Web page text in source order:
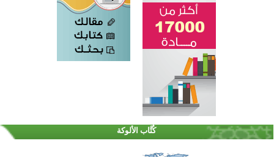
كُتَّاب الألوكة
اختتام الدورة التاسعة لمسابقة حفظ وتلاوة القرآن الكريم في أزناكاييف
تيسليتش تختتم برنامجا تعليميا لتعزيز القيم وبناء الشخصية للشباب المسلمين
اختتام منافسات قرآنية متميزة في بنغلاديش بمشاركة 3000 متسابق